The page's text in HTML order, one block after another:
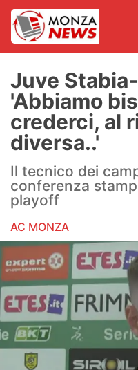
News
AC Monza
Calcio
Motori
Volley
Hockey
Altri sport
Hockey
Pallanuoto
Juve
'Abbiamo
crederci, al
diversa..'
Il tecnico dei
conferenza
playoff
AC MONZA